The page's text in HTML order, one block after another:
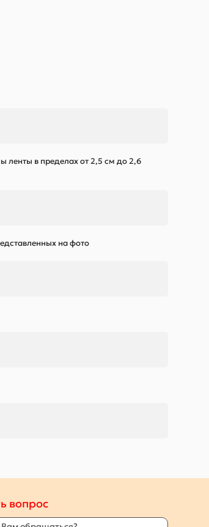
ленты в пределах от 2,5 см до 2,6
на фото
вопрос